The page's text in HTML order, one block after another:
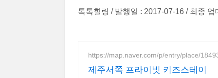
톡톡힐링 발행일 : 2017-07-16 최종 업
https://map.naver.com/p/entry/place/
제주서쪽 프라이빗 키즈스테이